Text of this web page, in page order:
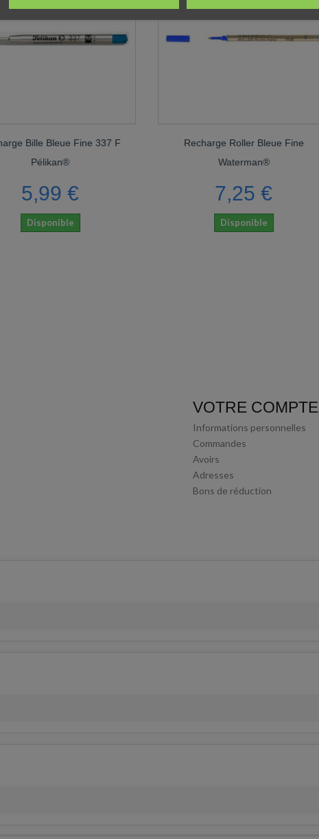
Fine 337 F
€
Recharge Roller Bleue Fine
7,25 €
VOTRE COMPTE
Informations personnelles
Commandes
Avoirs
Adresses
Bons de réduction